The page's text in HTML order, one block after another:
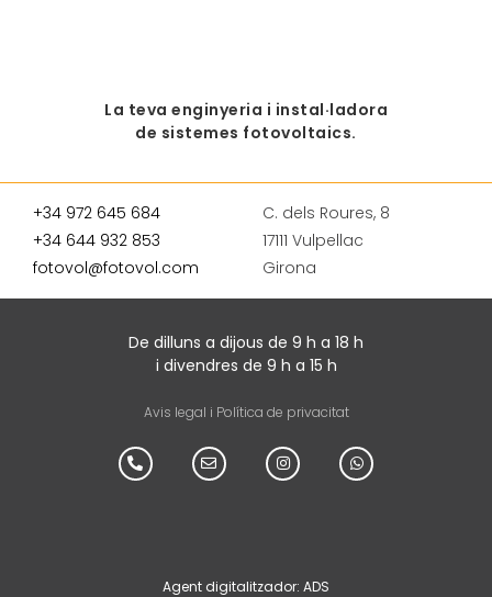
La teva enginyeria i instal·ladora
de sistemes fotovoltaics.
+34 972 645 684
+34 644 932 853
fotovol@fotovol.com
C. dels Roures, 8
17111 Vulpellac
Girona
De dilluns a dijous de 9 h a 18 h
i divendres de 9 h a 15 h
Avis legal i Política de privacitat
Agent digitalitzador: ADS